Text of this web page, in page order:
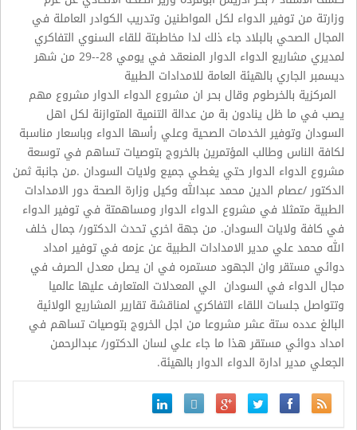
وزارتة من توفير الدواء لكل المواطنين وتدريب الكوادر العاملة في
المجال الصحي بالبلاد جاء ذلك لدا مخاطبتة للقاء السنوي التفاكري
لمديري مشاريع الدواء الدوار المنعقد في يومي 28--29 من شهر
ديسمبر الجاري بالهيئة العامة للامدادات الطبية
المركزية بالخرطوم وقال بحر ان مشروع الدواء الدوار مشروع مهم
يصب في ما ظل ينادون بة من عدالة التنمية المتوازنة لكل اهل
السودان وتوفير الخدمات الصحية وعلي رأسها الدواء وباسعار مناسبة
لكافة الناس وطالب المؤتمرين بالخروج بتوصيات تساهم في توسعة
مشروع الدواء الدوار حتي يغطي جميع ولايات السودان .من جانبة ثمن
الدكتور /عصام الدين محمد عبدالله وكيل وزارة الصحة دور الامدادات
الطبية متمثلا في مشروع الدواء الدوار ومساهمتة في توفير الدواء
في كافة ولايات السودان. من جهة اخري تحدث الدكتور/ جمال خلف
الله محمد علي مدير الامدادات الطبية عن عزمه في توفير امداد
دوائي مستقر وان الجهود مستمره في ان يصل معدل الصرف في
مجال الدواء في السودان الي المعدلات المتعارف عليها عالميا
وتتواصل جلسات اللقاء التفاكري لمناقشة تقارير المشاريع الولائية
البالغ عدده ستة عشر مشروعا من اجل الخروج بتوصيات تساهم في
امداد دوائي مستقر هذا ما جاء علي لسان الدكتور/ عبدالرحمن
الجعلي مدير ادارة الدواء الدوار بالهيئة.